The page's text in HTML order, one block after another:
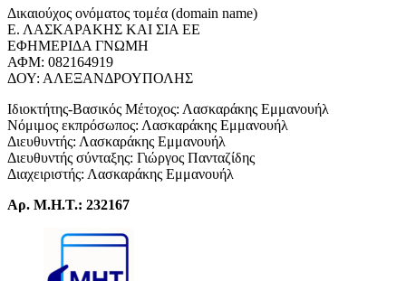
Δικαιούχος ονόματος τομέα (domain name)
Ε. ΛΑΣΚΑΡΑΚΗΣ ΚΑΙ ΣΙΑ ΕΕ
ΕΦΗΜΕΡΙΔΑ ΓΝΩΜΗ
ΑΦΜ: 082164919
ΔΟΥ: ΑΛΕΞΑΝΔΡΟΥΠΟΛΗΣ
Ιδιοκτήτης-Βασικός Μέτοχος: Λασκαράκης Εμμανουήλ
Νόμιμος εκπρόσωπος: Λασκαράκης Εμμανουήλ
Διευθυντής: Λασκαράκης Εμμανουήλ
Διευθυντής σύνταξης: Γιώργος Πανταζίδης
Διαχειριστής: Λασκαράκης Εμμανουήλ
Αρ. Μ.Η.Τ.: 232167